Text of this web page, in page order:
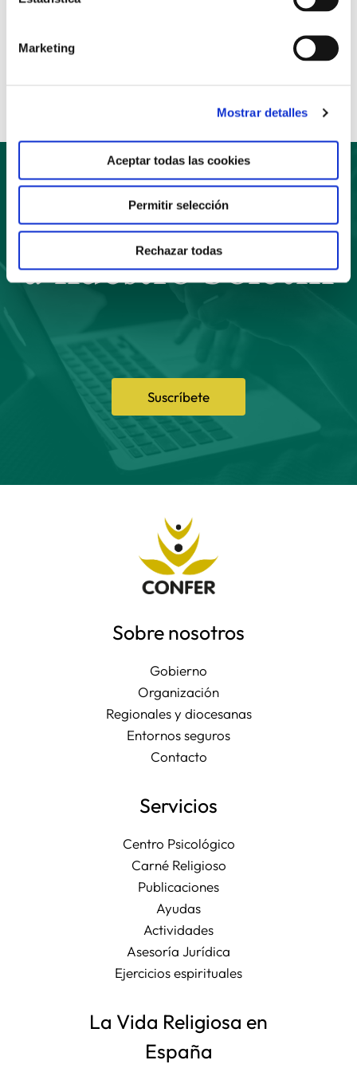
Marketing
Mostrar detalles
Aceptar todas las cookies
Permitir selección
Rechazar todas
Siguiente
Suscríbete
Suscríbete
a nuestro boletín
Sobre nosotros
Gobierno
Organización
Regionales y diocesanas
Entornos seguros
Contacto
Servicios
Centro Psicológico
Carné Religioso
Publicaciones
Ayudas
Actividades
Asesoría Jurídica
Ejercicios espirituales
La Vida Religiosa en
España